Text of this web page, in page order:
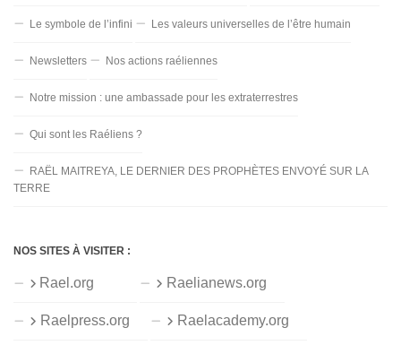
Le symbole de l’infini Les valeurs universelles de l’être humain
Newsletters Nos actions raéliennes
Notre mission : une ambassade pour les extraterrestres
Qui sont les Raéliens ?
RAËL MAITREYA, LE DERNIER DES PROPHÈTES ENVOYÉ SUR LA
TERRE
NOS SITES À VISITER :
Rael.org Raelianews.org
Raelpress.org Raelacademy.org